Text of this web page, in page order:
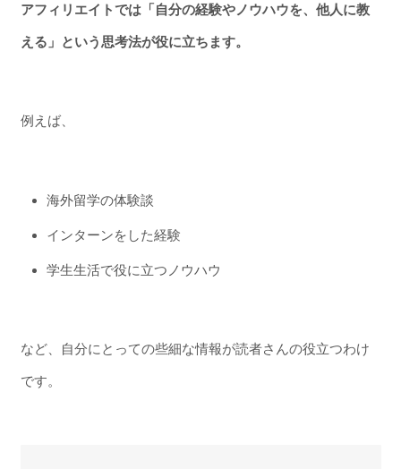
アフィリエイトでは「自分の経験やノウハウを、他人に教
える」という思考法が役に立ちます。
例えば、
海外留学の体験談
インターンをした経験
学生生活で役に立つノウハウ
など、自分にとっての些細な情報が読者さんの役立つわけ
です。